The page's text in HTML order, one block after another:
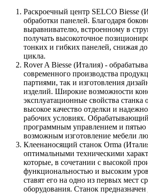
Раскроечный центр SELCO Biesse
обработки панелей. Благодаря
выравнивателю, встроенному в
получать высокоточное
тонких и гибких панелей, снижая
цикла.
Rover A Biesse (Италия) -
современного производства
партиями, так и изготовления
изделий. Широкие возможности
эксплуатационные свойства станка
высокое качество отделки и
рабочих условиях.
программным управлением и пятью
возможным изготовление мебели
Клеенаносящий станок Orma
оптимальными техническими
которые, в сочетании с высокой
функциональностью и высоким
ставят его на одно из первых мест
оборудования. Станок